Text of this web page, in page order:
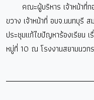
คณะผู้บริหาร เจ้าหน้าที่
ขวาง​ เจ้าหน้าที่​ อบจ.นนทบุรี​
ประชุมแก้ไขปัญหาร้องเรียน
หมู่ที่​ 10​ ณ​ โรงงานสยามนวก